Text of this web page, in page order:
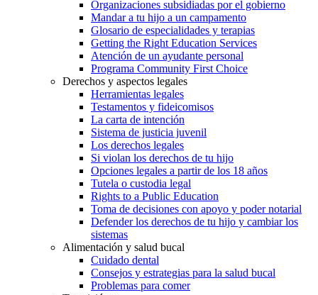
Organizaciones subsidiadas por el gobierno
Mandar a tu hijo a un campamento
Glosario de especialidades y terapias
Getting the Right Education Services
Atención de un ayudante personal
Programa Community First Choice
Derechos y aspectos legales
Herramientas legales
Testamentos y fideicomisos
La carta de intención
Sistema de justicia juvenil
Los derechos legales
Si violan los derechos de tu hijo
Opciones legales a partir de los 18 años
Tutela o custodia legal
Rights to a Public Education
Toma de decisiones con apoyo y poder notarial
Defender los derechos de tu hijo y cambiar los
sistemas
Alimentación y salud bucal
Cuidado dental
Consejos y estrategias para la salud bucal
Problemas para comer